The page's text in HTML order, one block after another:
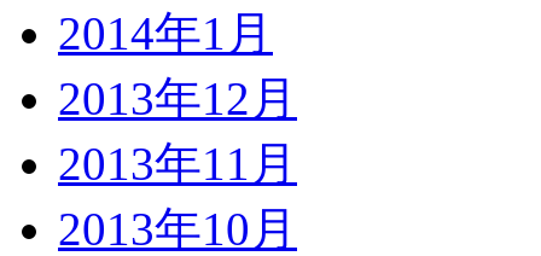
2014年1月
2013年12月
2013年11月
2013年10月